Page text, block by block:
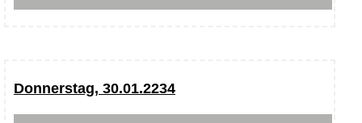
Donnerstag, 30.01.2234